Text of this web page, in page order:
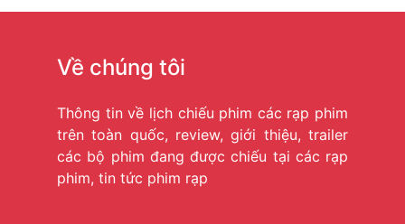
Về chúng tôi
Thông tin về lịch chiếu phim các rạp phim
trên toàn quốc, review, giới thiệu, trailer
các bộ phim đang được chiếu tại các rạp
phim, tin tức phim rạp